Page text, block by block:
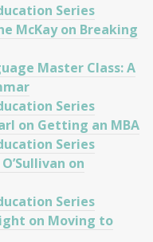
Series
McKay on Breaking
Master Class: A
Series
on Getting an MBA
Series
on
Series
on Moving to